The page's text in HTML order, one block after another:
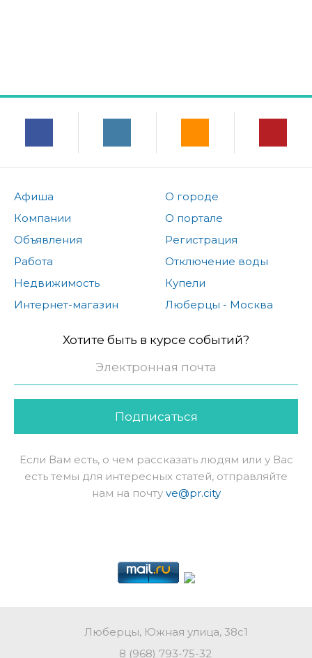
Афиша
Компании
Объявления
Работа
Недвижимость
Интернет-магазин
О городе
О портале
Регистрация
Отключение воды
Купели
Люберцы - Москва
Хотите быть в курсе событий?
Подписаться
Если Вам есть, о чем рассказать людям или у Вас
есть темы для интересных статей, отправляйте
нам на почту ve@pr.city
Люберцы, Южная улица, 38с1
8 (968) 793-75-32